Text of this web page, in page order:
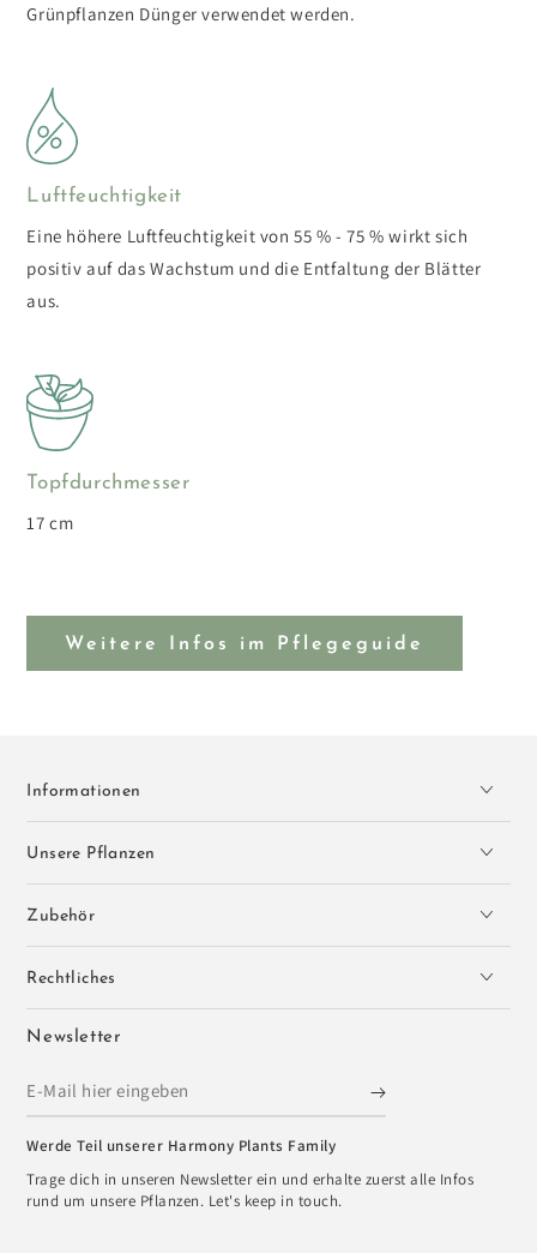
Grünpflanzen Dünger verwendet werden.
Luftfeuchtigkeit
Eine höhere Luftfeuchtigkeit von 55 % - 75 % wirkt sich
positiv auf das Wachstum und die Entfaltung der Blätter
aus.
Topfdurchmesser
17 cm
Weitere Infos im Pflegeguide
Informationen
Unsere Pflanzen
Zubehör
Rechtliches
Newsletter
E-
Mail
hier
eingeben
Werde Teil unserer Harmony Plants Family
Trage dich in unseren Newsletter ein und erhalte zuerst alle Infos
rund um unsere Pflanzen. Let's keep in touch.